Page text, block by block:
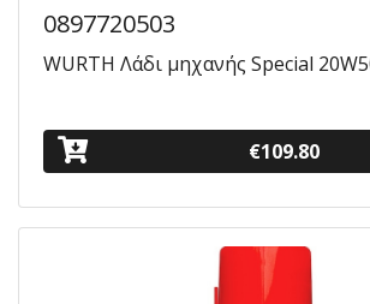
0897720503
WURTH Λάδι μηχανής Special
€109.80